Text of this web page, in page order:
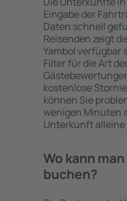
Eingabe der
Daten schnell
Reisenden zeigt
Yambol verfügbar
Filter für die Art
kostenlose
können Sie
wenigen Minuten
Unterkunft alleine
Wo kann
buchen?